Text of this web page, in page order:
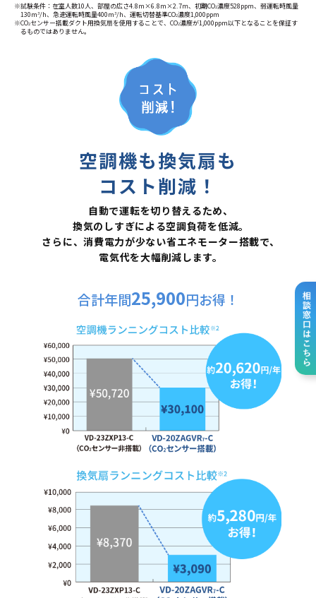
※試験条件：在室人数10人、部屋の広さ4.8m×6.8m×2.7ｍ、初期CO2濃度528ppm、弱運転時風量
130m3/h、急速運転時風量400m3/h、運転切替基準CO2濃度1,000ppm
※CO2センサー搭載ダクト用換気扇を使用することで、CO2濃度が1,000ppm以下となることを保証す
るものではありません。
空調機も換気扇も
コスト削減！
自動で運転を切り替えるため、
換気のしすぎによる空調負荷を低減。
さらに、消費電力が少ない省エネモーター搭載で、
電気代を大幅削減します。
合計年間25,900円お得！